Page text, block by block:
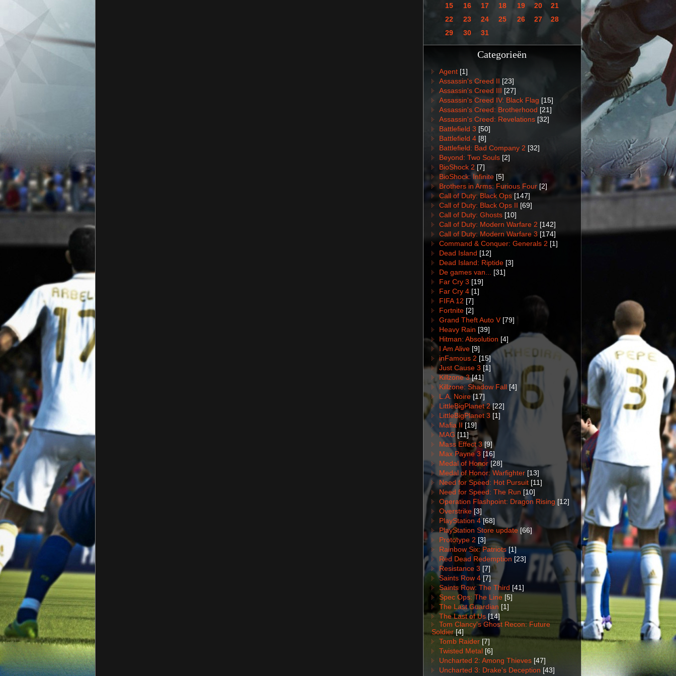
15 16 17 18 19 20
21
22
23 24 25 26 27
28
29
30 31
Categorieën
Agent [1]
Assassin's Creed II [23]
Assassin's Creed III [27]
Assassin's Creed IV: Black Flag [15]
Assassin's Creed: Brotherhood [21]
Assassin's Creed: Revelations [32]
Battlefield 3 [50]
Battlefield 4 [8]
Battlefield: Bad Company 2 [32]
Beyond: Two Souls [2]
BioShock 2 [7]
BioShock: Infinite [5]
Brothers in Arms: Furious Four [2]
Call of Duty: Black Ops [147]
Call of Duty: Black Ops II [69]
Call of Duty: Ghosts [10]
Call of Duty: Modern Warfare 2 [142]
Call of Duty: Modern Warfare 3 [174]
Command & Conquer: Generals 2 [1]
Dead Island [12]
Dead Island: Riptide [3]
De games van...
[31]
Far Cry 3 [19]
Far Cry 4 [1]
FIFA 12 [7]
Fortnite [2]
Grand Theft Auto V [79]
Heavy Rain [39]
Hitman: Absolution [4]
I Am Alive [9]
inFamous 2 [15]
Just Cause 3 [1]
Killzone 3 [41]
Killzone: Shadow Fall [4]
L.A. Noire [17]
LittleBigPlanet 2 [22]
LittleBigPlanet 3 [1]
Mafia II [19]
MAG [11]
Mass Effect 3 [9]
Max Payne 3 [16]
Medal of Honor [28]
Medal of Honor: Warfighter [13]
Need for Speed: Hot Pursuit [11]
Need for Speed: The Run [10]
Operation Flashpoint: Dragon Rising [12]
Overstrike [3]
PlayStation 4 [68]
PlayStation Store update [66]
Prototype 2 [3]
Rainbow Six: Patriots [1]
Red Dead Redemption [23]
Resistance 3 [7]
Saints Row 4 [7]
Saints Row: The Third [41]
Spec Ops: The Line [5]
The Last Guardian [1]
The Last of Us [14]
Tom Clancy's Ghost Recon: Future
Soldier [4]
Tomb Raider [7]
Twisted Metal [6]
Uncharted 2: Among Thieves [47]
Uncharted 3: Drake's Deception [43]